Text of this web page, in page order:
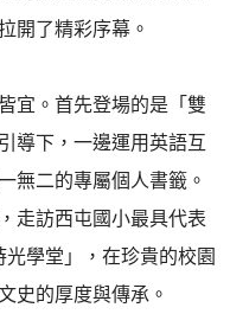
開了精彩序幕。
宜。首先登場的是「雙
導下，一邊運用英語互
無二的專屬個人書籤。
走訪西屯國小最具代表
學堂」，在珍貴的校園
史的厚度與傳承。